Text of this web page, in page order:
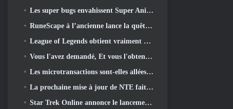
Les super bugs envahissent Super Animal Royale dans la mise à jour « Super Natural »
RuneScape à l’ancienne lance la quête du grand maître « La Lune de sang se lève », Mettre fin à une série de quêtes de 20 ans
League of Legends obtient vraiment un mode classique
Vous l'avez demandé, Et vous l'obtenez. Les guildes sont maintenant disponibles dans Eterspire
Les microtransactions sont-elles allées trop loin dans les jeux gratuits?
La prochaine mise à jour de NTE fait un petit détour dans un jeu de table fantastique
Star Trek Online annonce le lancement de la prochaine saison « Undiscovered »